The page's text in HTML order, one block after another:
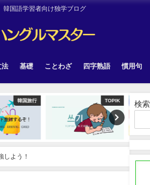
韓国語学習者向け独学ブログ
法 基礎 ことわざ 四字熟語 慣用句
TOPIK Other
しよう！
検索